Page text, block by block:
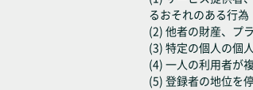
るおそれのある行為
(2) 他者の財産、プ
(3) 特定の個人の個
(4) 一人の利用者が
(5) 登録者の地位を